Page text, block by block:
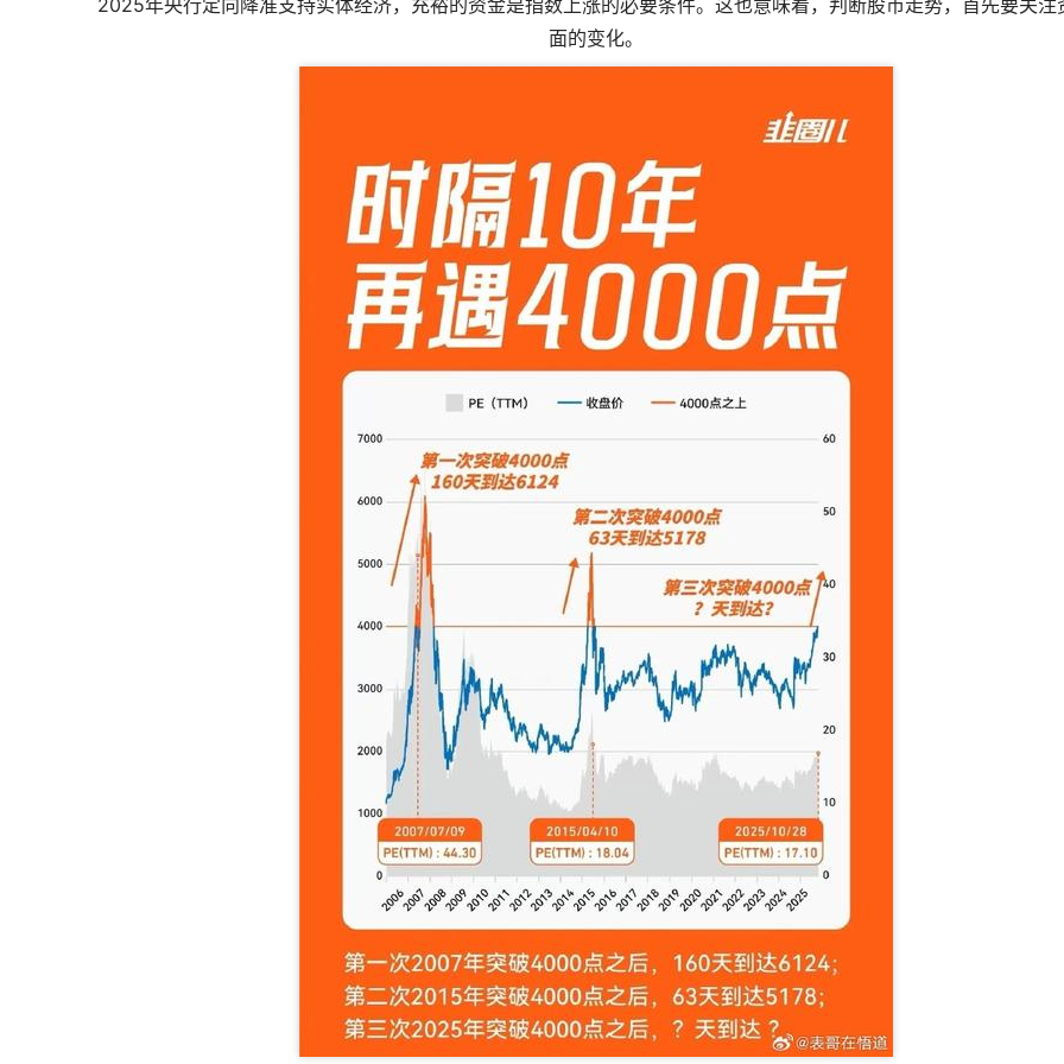
2025年央行定向降准支持实体经济，充裕的资金是指数上涨的必要条件。这也意味着，判断股市走势，首先要关注
面的变化。